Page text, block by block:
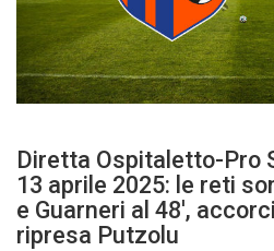
Diretta Ospitaletto-Pro
13 aprile 2025: le reti
e Guarneri al 48′,
ripresa Putzolu